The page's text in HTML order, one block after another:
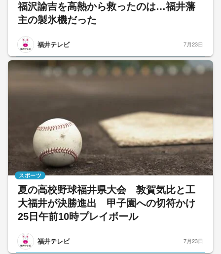
福沢諭吉を高熱から救ったのは…福井藩
主の製氷機だった
福井テレビ 7月23日
夏の高校野球福井県大会 敦賀気比と工
大福井が決勝進出 甲子園への切符かけ
25日午前10時プレイボール
福井テレビ
スポーツ
7月23日